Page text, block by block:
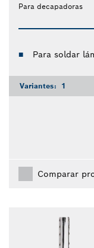
Para decapadoras
Para soldar
Variantes: 1
Comparar